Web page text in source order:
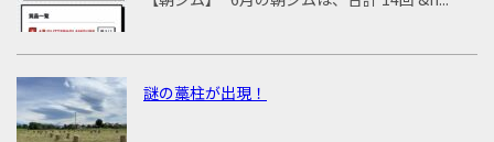
謎の藁柱が出現！